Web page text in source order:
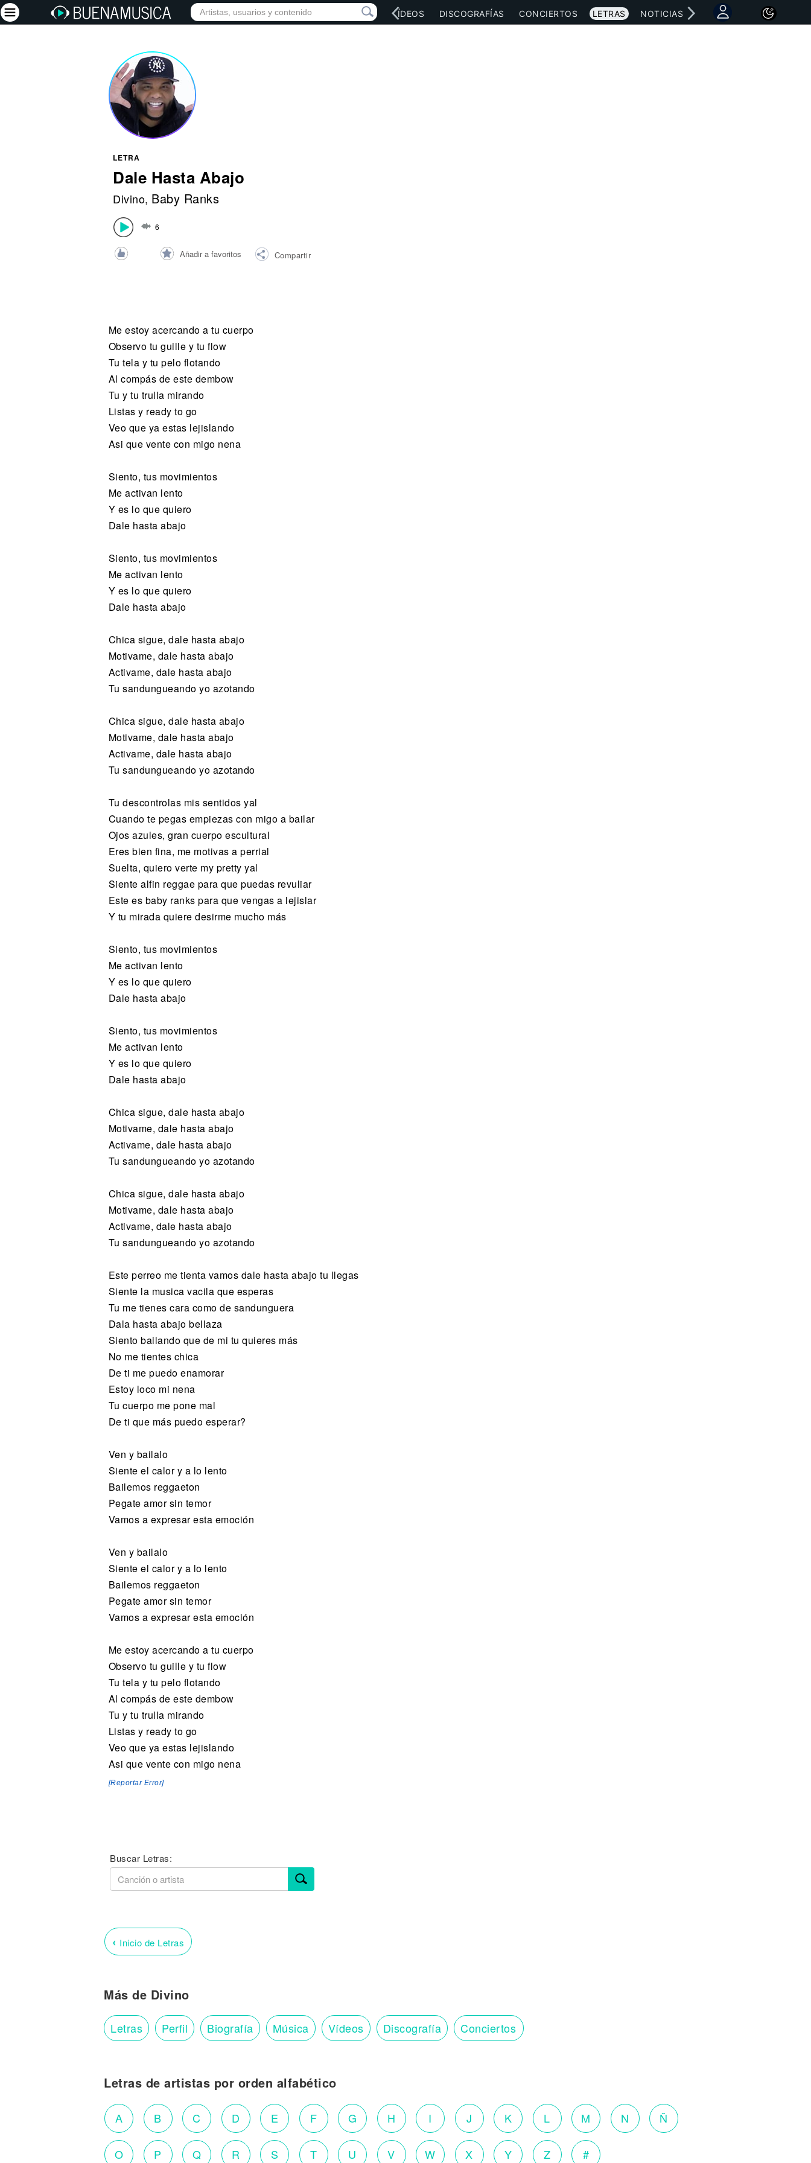
INICIO ARTISTAS RED SOCIAL MÚSICA VÍDEOS DISCOGRAFÍAS CONCIERTOS LETRAS NOTICIAS
LETRA
Dale Hasta Abajo
Divino, Baby Ranks
6
Añadir a favoritos Compartir
Me estoy acercando a tu cuerpo
Observo tu guille y tu flow
Tu tela y tu pelo flotando
Al compás de este dembow
Tu y tu trulla mirando
Listas y ready to go
Veo que ya estas lejislando
Asi que vente con migo nena
Siento, tus movimientos
Me activan lento
Y es lo que quiero
Dale hasta abajo
Siento, tus movimientos
Me activan lento
Y es lo que quiero
Dale hasta abajo
Chica sigue, dale hasta abajo
Motivame, dale hasta abajo
Activame, dale hasta abajo
Tu sandungueando yo azotando
Chica sigue, dale hasta abajo
Motivame, dale hasta abajo
Activame, dale hasta abajo
Tu sandungueando yo azotando
Tu descontrolas mis sentidos yal
Cuando te pegas empiezas con migo a bailar
Ojos azules, gran cuerpo escultural
Eres bien fina, me motivas a perrial
Suelta, quiero verte my pretty yal
Siente alfin reggae para que puedas revuliar
Este es baby ranks para que vengas a lejislar
Y tu mirada quiere desirme mucho más
Siento, tus movimientos
Me activan lento
Y es lo que quiero
Dale hasta abajo
Siento, tus movimientos
Me activan lento
Y es lo que quiero
Dale hasta abajo
Chica sigue, dale hasta abajo
Motivame, dale hasta abajo
Activame, dale hasta abajo
Tu sandungueando yo azotando
Chica sigue, dale hasta abajo
Motivame, dale hasta abajo
Activame, dale hasta abajo
Tu sandungueando yo azotando
Este perreo me tienta vamos dale hasta abajo tu llegas
Siente la musica vacila que esperas
Tu me tienes cara como de sandunguera
Dala hasta abajo bellaza
Siento bailando que de mi tu quieres más
No me tientes chica
De ti me puedo enamorar
Estoy loco mi nena
Tu cuerpo me pone mal
De ti que más puedo esperar?
Ven y bailalo
Siente el calor y a lo lento
Bailemos reggaeton
Pegate amor sin temor
Vamos a expresar esta emoción
Ven y bailalo
Siente el calor y a lo lento
Bailemos reggaeton
Pegate amor sin temor
Vamos a expresar esta emoción
Me estoy acercando a tu cuerpo
Observo tu guille y tu flow
Tu tela y tu pelo flotando
Al compás de este dembow
Tu y tu trulla mirando
Listas y ready to go
Veo que ya estas lejislando
Asi que vente con migo nena
[Reportar Error]
Buscar Letras:
‹ Inicio de Letras
Más de Divino
Letras Perfil Biografía Música Vídeos Discografía Conciertos
Letras de artistas por orden alfabético
A B C D E F G H I J K L M N Ñ
O P Q R S T U V W X Y Z #